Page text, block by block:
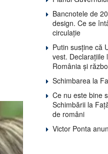
Bancnotele de
design. Ce se
circulație
Putin susține că
vest. Declarațiile
România și
Schimbarea la
Ce nu este bine
Schimbării la
de români
Victor Ponta